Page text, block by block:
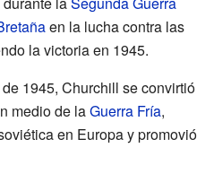
en la lucha contra las
la victoria en 1945.
1945, Churchill se convirtió
medio de laGuerra Fría,
en Europa y promovió